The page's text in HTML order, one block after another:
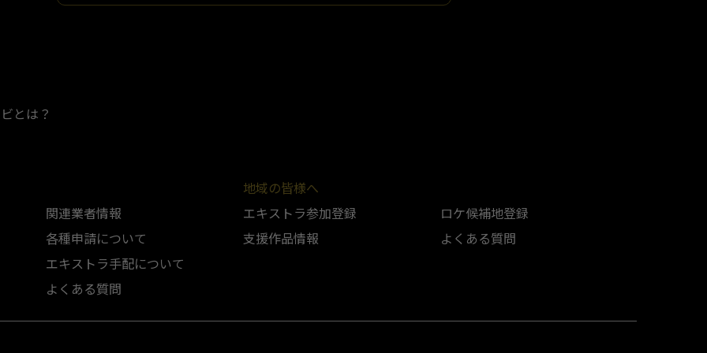
とは？
関連業者情報
各種申請について
エキストラ手配について
よくある質問
地域の皆様へ
エキストラ参加登録
ロケ候補地登録
支援作品情報
よくある質問